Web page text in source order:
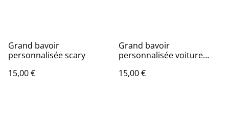
Grand bavoir
personnalisée scary
15,00 €
Grand bavoir
personnalisée voiture
15,00 €